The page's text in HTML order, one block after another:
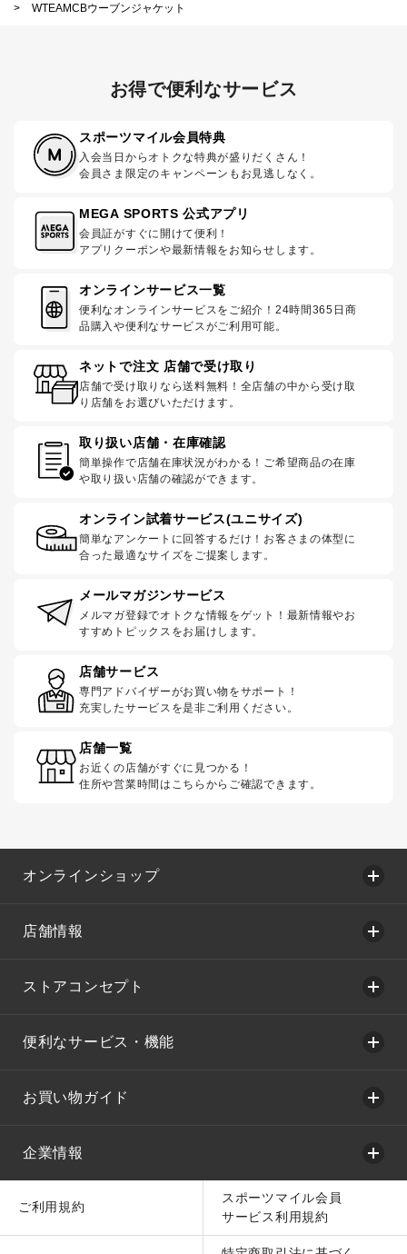
>
WTEAMCBウーブンジャケット
お得で便利なサービス
スポーツマイル会員特典
入会当日からオトクな特典が盛りだくさん！
会員さま限定のキャンペーンもお見逃しなく。
MEGA SPORTS 公式アプリ
会員証がすぐに開けて便利！
アプリクーポンや最新情報をお知らせします。
オンラインサービス一覧
便利なオンラインサービスをご紹介！24時間365日商
品購入や便利なサービスがご利用可能。
ネットで注文 店舗で受け取り
店舗で受け取りなら送料無料！全店舗の中から受け取
り店舗をお選びいただけます。
取り扱い店舗・在庫確認
簡単操作で店舗在庫状況がわかる！ご希望商品の在庫
や取り扱い店舗の確認ができます。
オンライン試着サービス(ユニサイズ)
簡単なアンケートに回答するだけ！お客さまの体型に
合った最適なサイズをご提案します。
メールマガジンサービス
メルマガ登録でオトクな情報をゲット！最新情報やお
すすめトピックスをお届けします。
店舗サービス
専門アドバイザーがお買い物をサポート！
充実したサービスを是非ご利用ください。
店舗一覧
お近くの店舗がすぐに見つかる！
住所や営業時間はこちらからご確認できます。
オンラインショップ
店舗情報
ストアコンセプト
便利なサービス・機能
お買い物ガイド
企業情報
ご利用規約
スポーツマイル会員
サービス利用規約